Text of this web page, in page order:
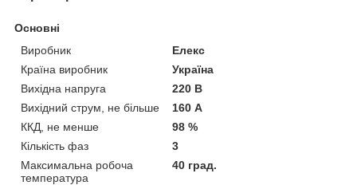
Основні
Виробник
Елекс
Країна виробник
Україна
Вихідна напруга
220 В
Вихідний струм, не більше
160 А
ККД, не менше
98 %
Кількість фаз
3
Максимальна робоча
температура
40 град.